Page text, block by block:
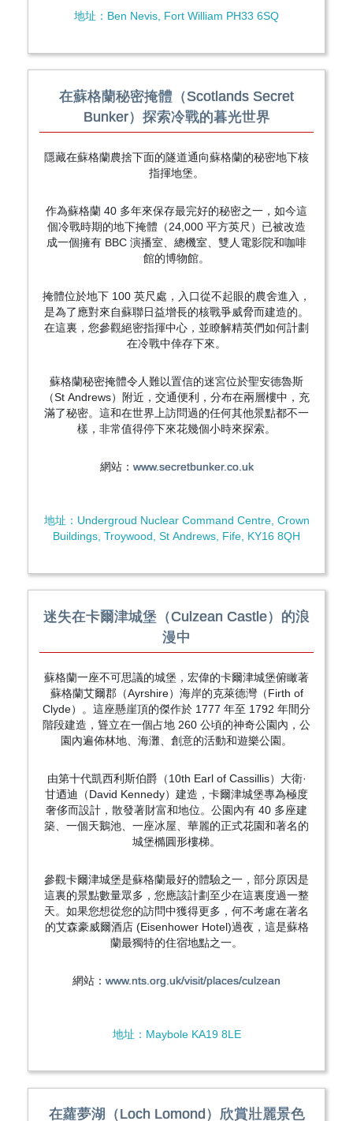
地址：Ben Nevis, Fort William PH33 6SQ
在蘇格蘭秘密掩體（Scotlands Secret
Bunker）探索冷戰的暮光世界
隱藏在蘇格蘭農捨下面的隧道通向蘇格蘭的秘密地下核
指揮地堡。
作為蘇格蘭 40 多年來保存最完好的秘密之一，如今這
個冷戰時期的地下掩體（24,000 平方英尺）已被改造
成一個擁有 BBC 演播室、總機室、雙人電影院和咖啡
館的博物館。
掩體位於地下 100 英尺處，入口從不起眼的農舍進入，
是為了應對來自蘇聯日益增長的核戰爭威脅而建造的。
在這裏，您參觀絕密指揮中心，並瞭解精英們如何計劃
在冷戰中倖存下來。
蘇格蘭秘密掩體令人難以置信的迷宮位於聖安德魯斯
（St Andrews）附近，交通便利，分布在兩層樓中，充
滿了秘密。這和在世界上訪問過的任何其他景點都不一
樣，非常值得停下來花幾個小時來探索。
網站： www.secretbunker.co.uk
地址：Undergroud Nuclear Command Centre, Crown
Buildings, Troywood, St Andrews, Fife, KY16 8QH
迷失在卡爾津城堡（Culzean Castle）的浪
漫中
蘇格蘭一座不可思議的城堡，宏偉的卡爾津城堡俯瞰著
蘇格蘭艾爾郡（Ayrshire）海岸的克萊德灣（Firth of
Clyde）。這座懸崖頂的傑作於 1777 年至 1792 年間分
階段建造，聳立在一個占地 260 公頃的神奇公園內，公
園內遍佈林地、海灘、創意的活動和遊樂公園。
由第十代凱西利斯伯爵（10th Earl of Cassillis）大衛·
甘迺迪（David Kennedy）建造，卡爾津城堡專為極度
奢侈而設計，散發著財富和地位。公園內有 40 多座建
築、一個天鵝池、一座冰屋、華麗的正式花園和著名的
城堡橢圓形樓梯。
參觀卡爾津城堡是蘇格蘭最好的體驗之一，部分原因是
這裏的景點數量眾多，您應該計劃至少在這裏度過一整
天。如果您想從您的訪問中獲得更多，何不考慮在著名
的艾森豪威爾酒店 (Eisenhower Hotel)過夜，這是蘇格
蘭最獨特的住宿地點之一。
網站： www.nts.org.uk/visit/places/culzean
地址：Maybole KA19 8LE
在蘿夢湖（Loch Lomond）欣賞壯麗景色